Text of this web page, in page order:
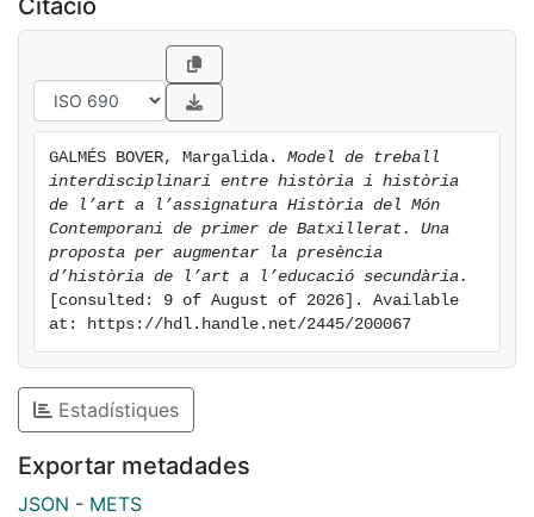
Citació
GALMÉS BOVER, Margalida. Model de treball
interdisciplinari entre història i història
de l’art a l’assignatura Història del Món
Contemporani de primer de Batxillerat. Una
proposta per augmentar la presència
d’història de l’art a l’educació secundària.
[consulted: 9 of August of 2026]. Available
at: https://hdl.handle.net/2445/200067
Estadístiques
Exportar metadades
JSON - METS